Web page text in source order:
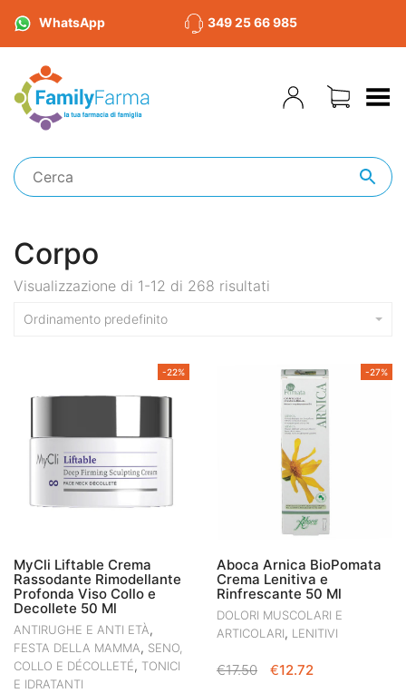
WhatsApp 349 25 66 985
Toggle Menu
Corpo
Visualizzazione di 1-12 di 268 risultati
Ordinamento predefinito
-22%
MyCli Liftable Crema
Rassodante Rimodellante
Profonda Viso Collo e
Decollete 50 Ml
ANTIRUGHE E ANTI ETÀ,
FESTA DELLA MAMMA, SENO,
COLLO E DÉCOLLETÉ, TONICI
E IDRATANTI
-27%
Aboca Arnica BioPomata
Crema Lenitiva e
Rinfrescante 50 Ml
DOLORI MUSCOLARI E
ARTICOLARI, LENITIVI
€17.50
IL
€12.72